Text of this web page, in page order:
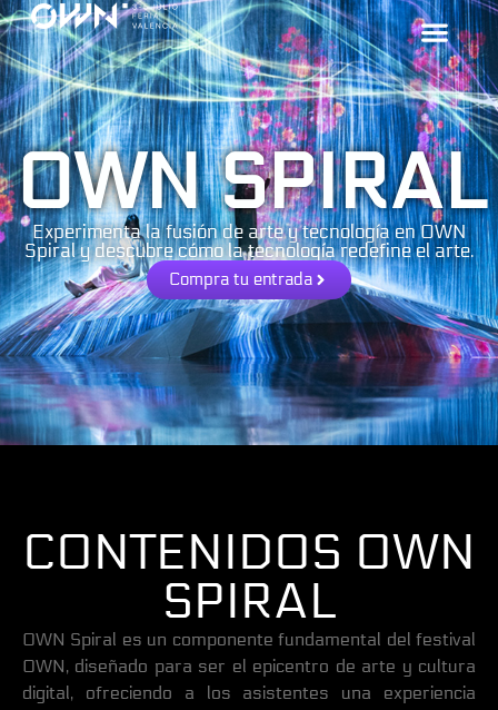
OWN SPIRAL
Experimenta la fusión de arte y tecnología en OWN
Spiral y descubre cómo la tecnología redefine el arte.
Compra tu entrada
CONTENIDOS OWN
SPIRAL
OWN Spiral es un componente fundamental del festival
OWN, diseñado para ser el epicentro de arte y cultura
digital, ofreciendo a los asistentes una experiencia